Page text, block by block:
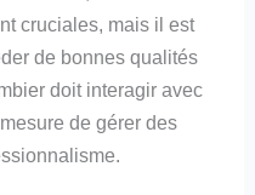
cruciales, mais il est
de bonnes qualités
doit interagir avec
de gérer des